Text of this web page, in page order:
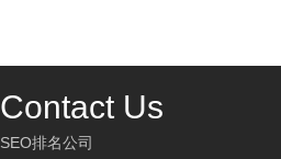
Contact Us
SEO排名公司